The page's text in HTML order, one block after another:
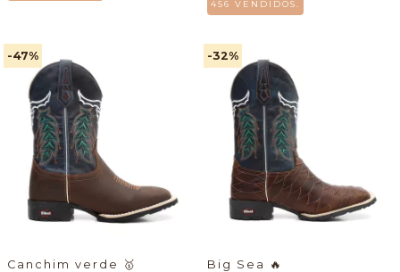
456 VENDIDOS.
-47%
Canchim verde 🥇
-32%
Big Sea 🔥